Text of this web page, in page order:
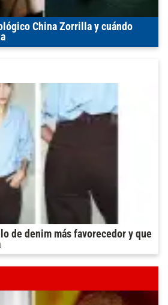
China Zorrilla y cuándo
de denim más favorecedor y que